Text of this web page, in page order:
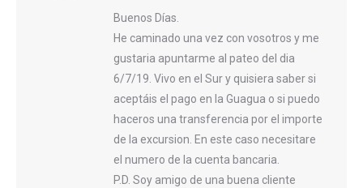
Buenos Días.
He caminado una vez con vosotros y me
gustaria apuntarme al pateo del dia
6/7/19. Vivo en el Sur y quisiera saber si
aceptáis el pago en la Guagua o si puedo
haceros una transferencia por el importe
de la excursion. En este caso necesitare
el numero de la cuenta bancaria.
P.D. Soy amigo de una buena cliente